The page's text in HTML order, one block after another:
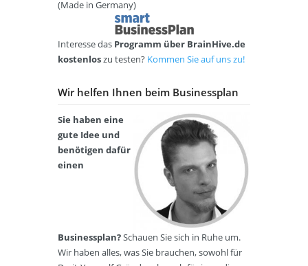
(Made in Germany)
Interesse das Programm über BrainHive.de
kostenloszu testen? Kommen Sie auf uns zu!
Wir helfen Ihnen beim Businessplan
Sie haben eine
gute Idee und
benötigen dafür
einen
Businessplan?Schauen Sie sich in Ruhe um.
Wir haben alles, was Sie brauchen, sowohl für